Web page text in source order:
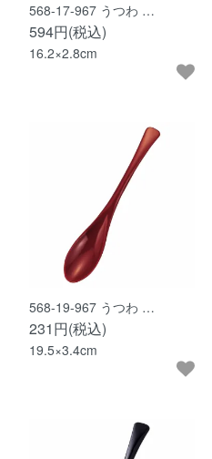
568-17-967 うつわ …
594円(税込)
16.2×2.8cm
568-19-967 うつわ …
231円(税込)
19.5×3.4cm